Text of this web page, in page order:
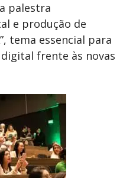
palestra
e produção de
tema essencial para
frente às novas